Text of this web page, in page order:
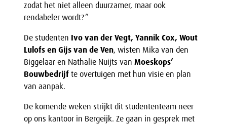
zodat het niet alleen duurzamer, maar ook
rendabeler wordt?”
De studenten Ivo van der Vegt, Yannik Cox, Wout
Lulofs en Gijs van de Ven, wisten Mika van den
Biggelaar en Nathalie Nuijts van Moeskops’
Bouwbedrijf te overtuigen met hun visie en plan
van aanpak.
De komende weken strijkt dit studententeam neer
op ons kantoor in Bergeijk. Ze gaan in gesprek met